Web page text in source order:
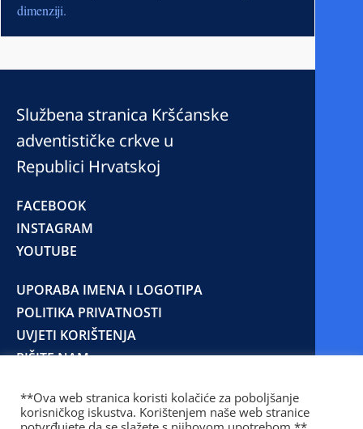
dimenziji.
Službena stranica Kršćanske
adventističke crkve u
Republici Hrvatskoj
FACEBOOK
INSTAGRAM
YOUTUBE
UPORABA IMENA I LOGOTIPA
POLITIKA PRIVATNOSTI
UVJETI KORIŠTENJA
PIŠITE NAM
© 2025 Copyright © 2023 Kršćanska adventistička
**Ova web stranica koristi kolačiće za poboljšanje
korisničkog iskustva. Korištenjem naše web stranice